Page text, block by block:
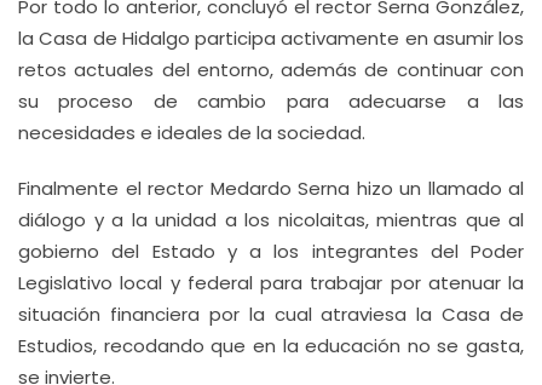
Por todo lo anterior, concluyó el rector Serna González,
la Casa de Hidalgo participa activamente en asumir los
retos actuales del entorno, además de continuar con
su proceso de cambio para adecuarse a las
necesidades e ideales de la sociedad.
Finalmente el rector Medardo Serna hizo un llamado al
diálogo y a la unidad a los nicolaitas, mientras que al
gobierno del Estado y a los integrantes del Poder
Legislativo local y federal para trabajar por atenuar la
situación financiera por la cual atraviesa la Casa de
Estudios, recodando que en la educación no se gasta,
se invierte.